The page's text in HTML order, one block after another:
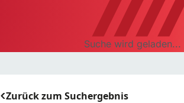
Suche wird geladen...
Zurück zum Suchergebnis